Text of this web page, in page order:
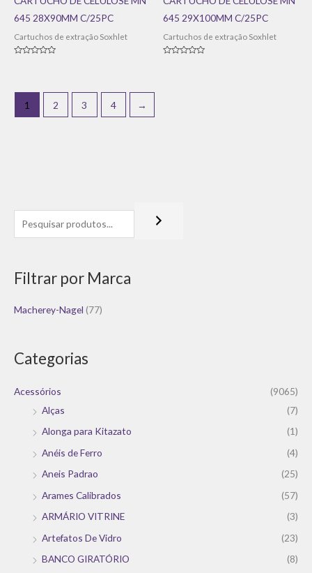
Filtrar por Marca
Macherey-Nagel (77)
Categorias
Acessórios
(9065)
Alças
(7)
Alonga para Kitazato
(1)
Anéis de Ferro
(4)
Aneis Padrao
(25)
Arames Calibrados
(57)
ARMÁRIO VITRINE
(3)
Artefatos De Vidro
(23)
BANCO GIRATÓRIO
(8)
645 28X90MM C/25PC
Cartuchos de extração Soxhlet
645 29X100MM C/25PC
Cartuchos de extração Soxhlet
1 2 3 4 →